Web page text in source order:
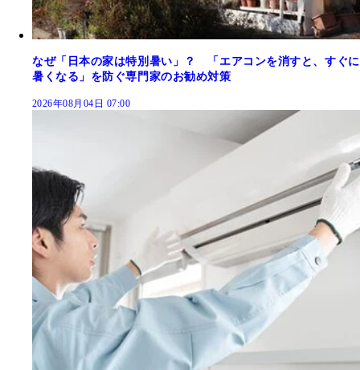
なぜ「日本の家は特別暑い」？ 「エアコンを消すと、すぐに
暑くなる」を防ぐ専門家のお勧め対策
2026年08月04日 07:00